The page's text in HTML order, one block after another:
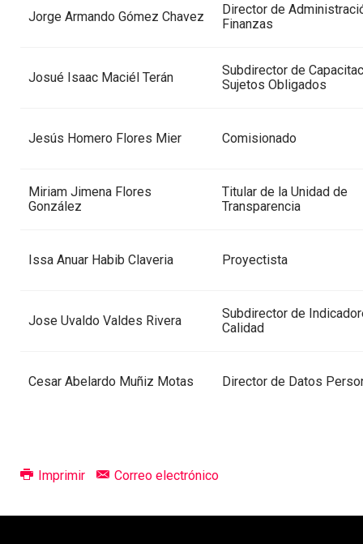
Jorge Armando Gómez Chavez
Director de
Finanzas
Josué Isaac Maciél Terán
Subdirector de
Sujetos Obligados
Jesús Homero Flores Mier Comisionado
Miriam Jimena Flores
González
Titular de la Unidad de
Transparencia
Issa Anuar Habib Claveria Proyectista
Jose Uvaldo Valdes Rivera
Subdirector de
Calidad
Cesar Abelardo Muñiz Motas Director de Datos
Imprimir Correo electrónico